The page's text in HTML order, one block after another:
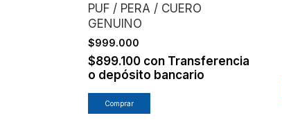
PUF / PERA / CUERO
GENUINO
$999.000
$899.100 con Transferencia
o depósito bancario